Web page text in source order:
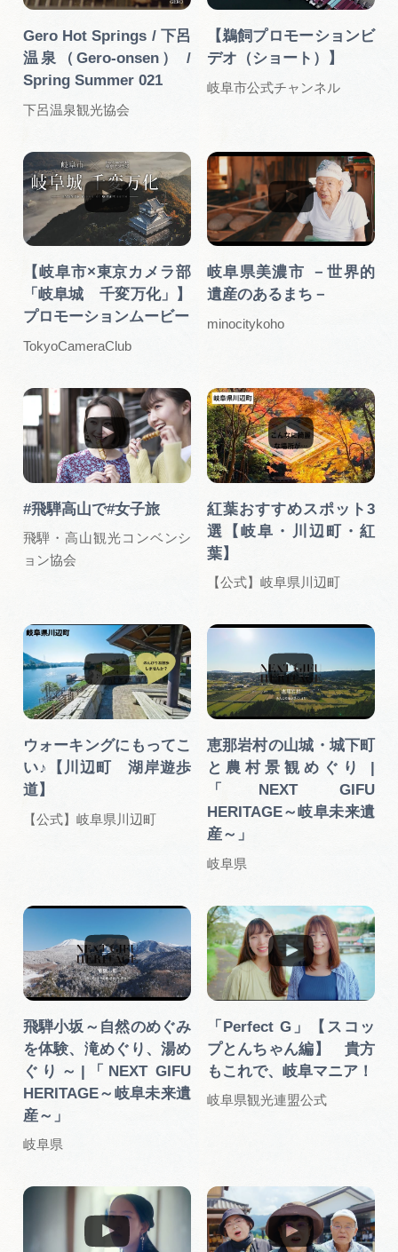
サイトポリシー
Gero Hot Springs / 下呂
温泉（Gero-onsen） /
Spring Summer 021
下呂温泉観光協会
【鵜飼プロモーションビ
デオ（ショート）】
岐阜市公式チャンネル
【岐阜市×東京カメラ部
「岐阜城 千変万化」】
プロモーションムービー
TokyoCameraClub
岐阜県美濃市 －世界的
遺産のあるまち－
minocitykoho
#飛騨高山で#女子旅
飛騨・高山観光コンベンシ
ョン協会
紅葉おすすめスポット3
選【岐阜・川辺町・紅
葉】
【公式】岐阜県川辺町
ウォーキングにもってこ
い♪【川辺町 湖岸遊歩
道】
【公式】岐阜県川辺町
恵那岩村の山城・城下町
と農村景観めぐり |
「NEXT GIFU
HERITAGE～岐阜未来遺
産～」
岐阜県
飛騨小坂～自然のめぐみ
を体験、滝めぐり、湯め
ぐり～|「NEXT GIFU
HERITAGE～岐阜未来遺
産～」
岐阜県
「Perfect G」【スコッ
プとんちゃん編】 貴方
もこれで、岐阜マニア！
岐阜県観光連盟公式